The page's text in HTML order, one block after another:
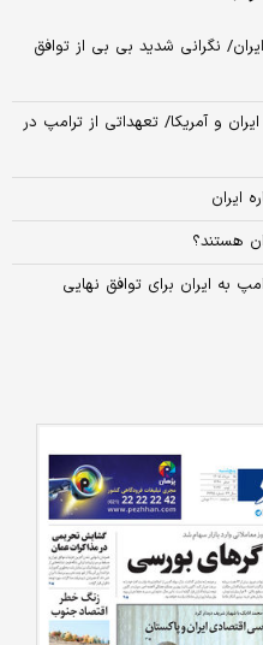
نگرانی شدید بی بی از توافق
و آمریکا/ تعهداتی از ترامپ در
ایران
هستند؟